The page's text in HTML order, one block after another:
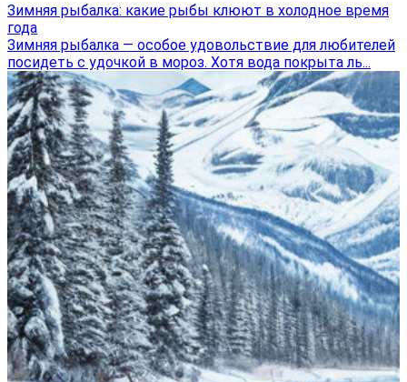
Зимняя рыбалка: какие рыбы клюют в холодное время
года
Зимняя рыбалка — особое удовольствие для любителей
посидеть с удочкой в мороз. Хотя вода покрыта ль...